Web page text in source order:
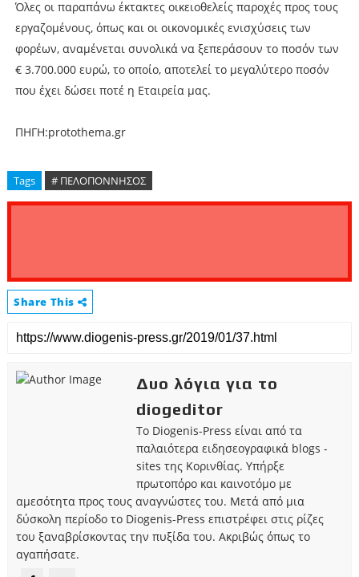
Όλες οι παραπάνω έκτακτες οικειοθελείς παροχές προς τους
εργαζομένους, όπως και οι οικονομικές ενισχύσεις των
φορέων, αναμένεται συνολικά να ξεπεράσουν το ποσόν των
€ 3.700.000 ευρώ, το οποίο, αποτελεί το μεγαλύτερο ποσόν
που έχει δώσει ποτέ η Εταιρεία μας.
ΠΗΓΗ:protothema.gr
Tags # ΠΕΛΟΠΟΝΝΗΣΟΣ
Share This
Δυο λόγια για το
diogeditor
Το Diogenis-Press είναι από τα
παλαιότερα ειδησεογραφικά blogs -
sites της Κορινθίας. Υπήρξε
πρωτοπόρο και καινοτόμο με
αμεσότητα προς τους αναγνώστες του. Μετά από μια
δύσκολη περίοδο το Diogenis-Press επιστρέφει στις ρίζες
του ξαναβρίσκοντας την πυξίδα του. Ακριβώς όπως το
αγαπήσατε.